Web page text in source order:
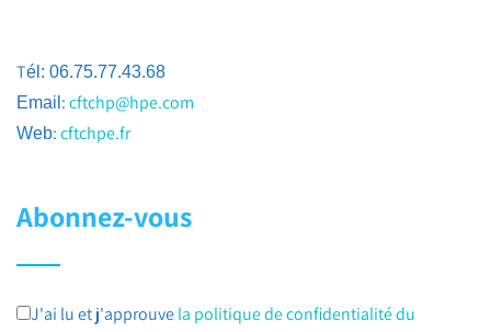
Tél: 06.75.77.43.68
Email :cftchp@hpe.com
Web:cftchpe.fr
Abonnez-vous
J'ai lu et j'approuvela politique de confidentialité du